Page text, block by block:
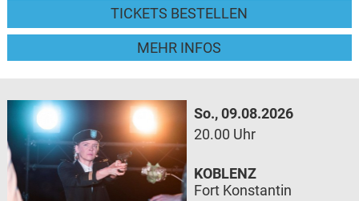
TICKETS BESTELLEN
MEHR INFOS
So., 09.08.2026
20.00 Uhr
KOBLENZ
Fort Konstantin